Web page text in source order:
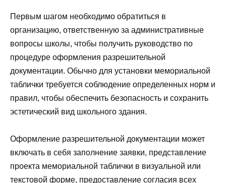
Первым шагом необходимо обратиться в
организацию, ответственную за административные
вопросы школы, чтобы получить руководство по
процедуре оформления разрешительной
документации. Обычно для установки мемориальной
таблички требуется соблюдение определенных норм и
правил, чтобы обеспечить безопасность и сохранить
эстетический вид школьного здания.
Оформление разрешительной документации может
включать в себя заполнение заявки, представление
проекта мемориальной таблички в визуальной или
текстовой форме, предоставление согласия всех